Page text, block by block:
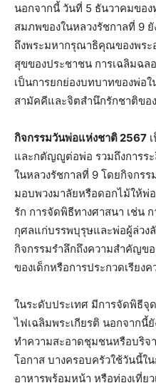
นอกจากนี้ วันที่ 5 ธันวาคมขอ
สมภพของในหลวงรัชกาลที่ 9
ถึงพระมหากรุณาธิคุณของพระ
สุขของประชาชน การเฉลิมฉล
เป็นการยกย่องบทบาทของพ่อ
สามัคคีและจิตสำนึกรักชาติข
กิจกรรมวันพ่อแห่งชาติ 2567
และกตัญญูต่อพ่อ รวมถึงการร
ในหลวงรัชกาลที่ 9 โดยกิจกร
มอบพวงมาลัยหรือดอกไม้ให้พ่
รัก การจัดพิธีทางศาสนา เช่น
กุศลแก่บรรพบุรุษและพ่อผู้ล่วง
กิจกรรมรำลึกถึงความสำคัญข
ของเด็กหรือการประกวดเรียง
ในระดับประเทศ มีการจัดพิธีจุ
ไฟเฉลิมพระเกียรติ นอกจากนี้
ทำความสะอาดชุมชนหรือบริจ
โอกาส บางครอบครัวใช้วันนี้ใ
อาหารพร้อมหน้า หรือท่องเที่ย